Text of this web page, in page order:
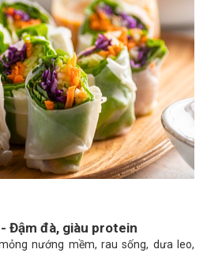
Đậm đà, giàu protein
nướng mềm, rau sống, dưa leo,